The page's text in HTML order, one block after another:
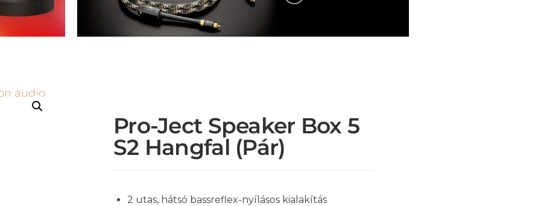
Pro-Ject Speaker Box 5
S2 Hangfal (pár)
2 utas, hátsó bassreflex-nyílásos kialakítás